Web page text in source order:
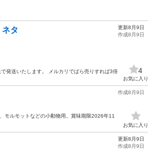
タ
発送いたします。 メルカリでばら売りすれば3倍
更新8月9日
作成8月9日
4
お気に入り
モルモットなどの小動物用。賞味期限2026年11
作成8月9日
お気に入り
更新8月9日
作成8月9日